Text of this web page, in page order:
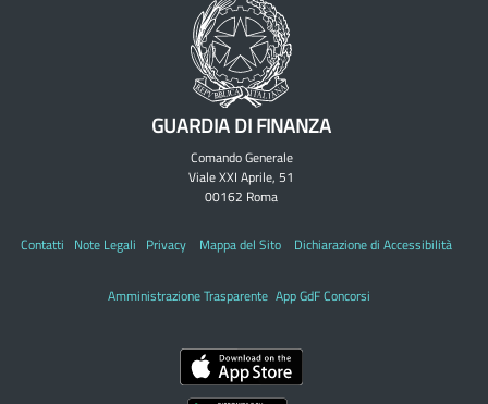
GUARDIA DI FINANZA
Comando Generale
Viale XXI Aprile, 51
00162 Roma
Contatti Note Legali Privacy Mappa del Sito Dichiarazione di Accessibilità
Amministrazione Trasparente App GdF Concorsi